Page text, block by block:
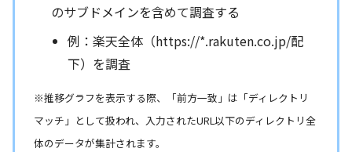
のサブドメインを含めて調査する
例：楽天全体（https://*.rakuten.co.jp/配
下）を調査
※推移グラフを表示する際、「前方一致」は「ディレクトリ
マッチ」として扱われ、入力されたURL以下のディレクトリ全
体のデータが集計されます。